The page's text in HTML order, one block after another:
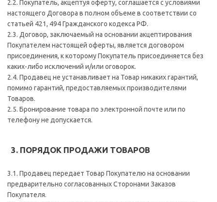
2.2. Покупатель, акцептуя оферту, соглашается с условиями
настоящего Договора в полном объеме в соответствии со
статьей 421, 494 Гражданского кодекса РФ.
2.3. Договор, заключаемый на основании акцептирования
Покупателем настоящей оферты, является договором
присоединения, к которому Покупатель присоединяется без
каких-либо исключений и/или оговорок.
2.4. Продавец не устанавливает на Товар никаких гарантий,
помимо гарантий, предоставляемых производителями
Товаров.
2.5. Бронирование товара по электронной почте или по
телефону не допускается.
3. ПОРЯДОК ПРОДАЖИ ТОВАРОВ
3.1. Продавец передает Товар Покупателю на основании
предварительно согласованных Сторонами Заказов
Покупателя.